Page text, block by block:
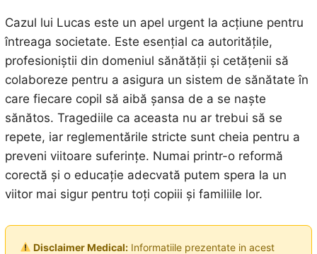
Cazul lui Lucas este un apel urgent la acțiune pentru
întreaga societate. Este esențial ca autoritățile,
profesioniștii din domeniul sănătății și cetățenii să
colaboreze pentru a asigura un sistem de sănătate în
care fiecare copil să aibă șansa de a se naște
sănătos. Tragediile ca aceasta nu ar trebui să se
repete, iar reglementările stricte sunt cheia pentru a
preveni viitoare suferințe. Numai printr-o reformă
corectă și o educație adecvată putem spera la un
viitor mai sigur pentru toți copiii și familiile lor.
Disclaimer Medical:Informatiile prezentate in acest